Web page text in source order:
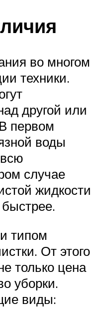
во многом
техники.
другой или
первом
воды
случае
жидкости
типом
От этого
только цена
уборки.
виды: